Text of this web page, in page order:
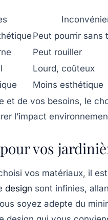
Peut pourrir sans
Peut rouiller
Lourd, coûteux
Moins esthétique
et de vos besoins, le
l’impact
vos
vos matériaux, il
design sont infinies,
soyez adepte du